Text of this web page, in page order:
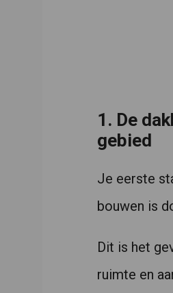
1. De
gebied
Je eerste
bouwen is
Dit is het
ruimte en